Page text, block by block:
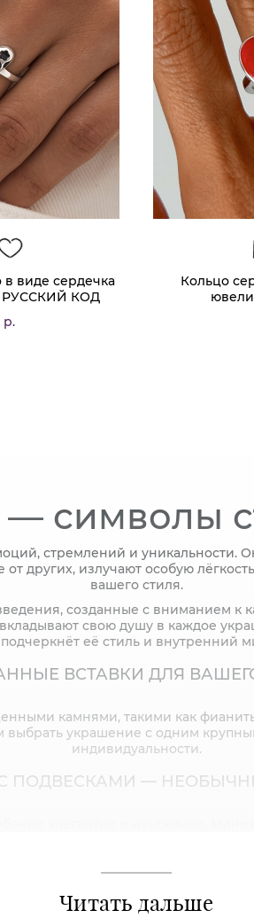
виде сердечка
РУССКИЙ КОД
р.
Кольцо
символы
стремлений и уникальности.
излучают особую
вашего стиля.
созданные с вниманием к
свою душу в каждое
подчеркнёт её стиль и внутренний
ВСТАВКИ ДЛЯ
камнями, такими как
украшение с одним
индивидуальности.
ПОДВЕСКАМИ —
КОЛЬЦА —
Читать дальше